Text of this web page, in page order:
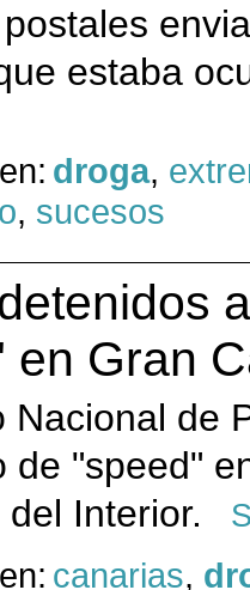
estaba
droga,
, sucesos
en Gran
Nacional de
de "speed"
Interior.
canarias,